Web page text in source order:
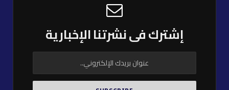
إشترك فى نشرتنا الإخبارية